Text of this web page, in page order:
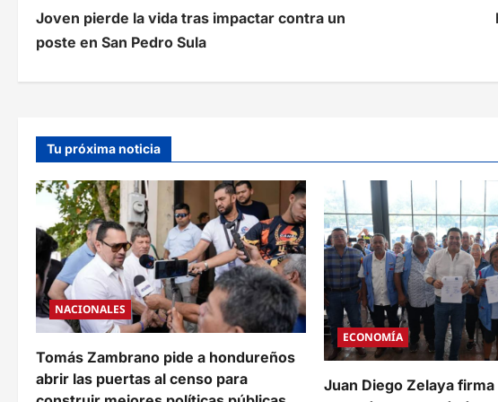
a
a
c
i
ó
n
d
e
e
Joven pierde la vida tras impactar contra un
poste en San Pedro Sula
Tu próxima noticia
NACIONALES
Tomás Zambrano pide a hondureños
abrir las puertas al censo para
ECONOMÍA
Juan Diego Zelaya